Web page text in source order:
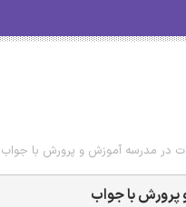
در مدرسه آموزش و پرورش با جواب
با جواب